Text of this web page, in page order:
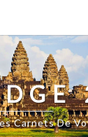
Carnets De